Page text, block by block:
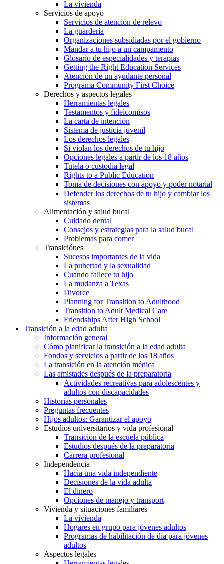
La vivienda
Servicios de apoyo
Servicios de atención de relevo
La guardería
Organizaciones subsidiadas por el gobierno
Mandar a tu hijo a un campamento
Glosario de especialidades y terapias
Getting the Right Education Services
Atención de un ayudante personal
Programa Community First Choice
Derechos y aspectos legales
Herramientas legales
Testamentos y fideicomisos
La carta de intención
Sistema de justicia juvenil
Los derechos legales
Si violan los derechos de tu hijo
Opciones legales a partir de los 18 años
Tutela o custodia legal
Rights to a Public Education
Toma de decisiones con apoyo y poder notarial
Defender los derechos de tu hijo y cambiar los
sistemas
Alimentación y salud bucal
Cuidado dental
Consejos y estrategias para la salud bucal
Problemas para comer
Transiciónes
Sucesos importantes de la vida
La pubertad y la sexualidad
Cuando fallece tu hijo
La mudanza a Texas
Divorce
Planning for Transition to Adulthood
Transition to Adult Medical Care
Friendships After High School
Transición a la edad adulta
Información general
Cómo planificar la transición a la edad adulta
Fondos y servicios a partir de los 18 años
La transición en la atención médica
Las amistades después de la preparatoria
Actividades recreativas para adolescentes y
adultos con discapacidades
Historias personales
Preguntas frecuentes
Hijos adultos: Garantizar el apoyo
Estudios universitarios y vida profesional
Transición de la escuela pública
Estudios después de la preparatoria
Carrera profesional
Independencia
Hacia una vida independiente
Decisiones de la vida adulta
El dinero
Opciones de manejo y transport
Vivienda y situaciones familiares
La vivienda
Hogares en grupo para jóvenes adultos
Programas de habilitación de día para jóvenes
adultos
Aspectos legales